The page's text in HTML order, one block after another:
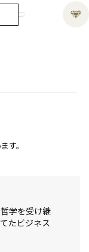
す。
学を受け継
たビジネス